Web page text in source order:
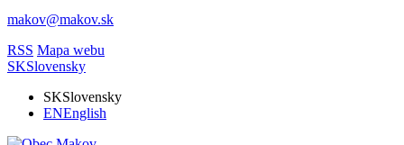
makov@makov.sk
RSS Mapa webu
SKSlovensky
SKSlovensky
ENEnglish